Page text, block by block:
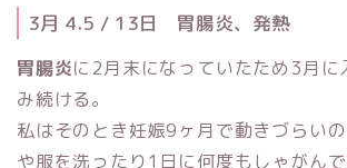
3月 4.5 / 13日 胃腸炎、発熱
胃腸炎に2月末になっていたため3月に
み続ける。
私はそのとき妊娠9ヶ月で動きづらい
や服を洗ったり1日に何度もしゃがん